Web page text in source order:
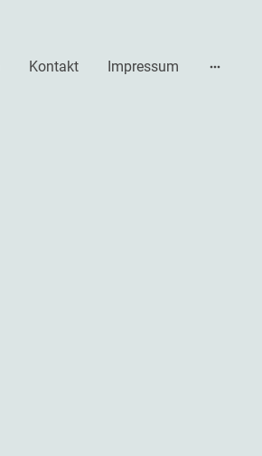
Kontakt Impressum